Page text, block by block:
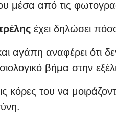
μέσα από τις
έχει δηλώσει
αγάπη αναφέρει ότι
βήμα στην
κόρες του να